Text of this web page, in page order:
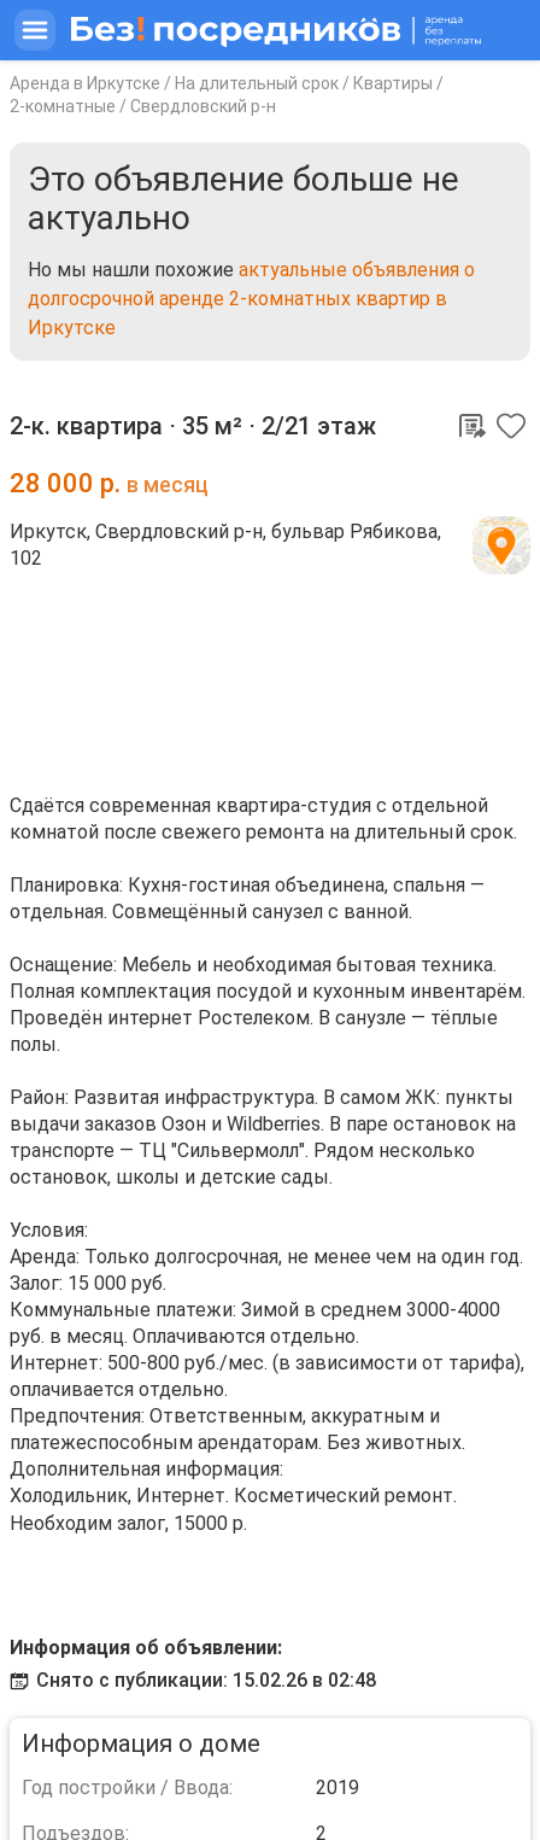
Аренда в Иркутске / На длительный срок / Квартиры /
2-комнатные / Свердловский р-н
Это объявление больше не
актуально
Но мы нашли похожие актуальные объявления о
долгосрочной аренде 2-комнатных квартир в
Иркутске
2-к. квартира ⋅ 35 м² ⋅ 2/21 этаж
28 000 р. в месяц
Иркутск, Свердловский р-н, бульвар Рябикова,
102
Сдаётся современная квартира-студия с отдельной
комнатой после свежего ремонта на длительный срок.
Планировка: Кухня-гостиная объединена, спальня —
отдельная. Совмещённый санузел с ванной.
Оснащение: Мебель и необходимая бытовая техника.
Полная комплектация посудой и кухонным инвентарём.
Проведён интернет Ростелеком. В санузле — тёплые
полы.
Район: Развитая инфраструктура. В самом ЖК: пункты
выдачи заказов Озон и Wildberries. В паре остановок на
транспорте — ТЦ "Сильвермолл". Рядом несколько
остановок, школы и детские сады.
Условия:
Аренда: Только долгосрочная, не менее чем на один год.
Залог: 15 000 руб.
Коммунальные платежи: Зимой в среднем 3000-4000
руб. в месяц. Оплачиваются отдельно.
Интернет: 500-800 руб./мес. (в зависимости от тарифа),
оплачивается отдельно.
Предпочтения: Ответственным, аккуратным и
платежеспособным арендаторам. Без животных.
Дополнительная информация:
Холодильник, Интернет. Косметический ремонт.
Необходим залог, 15000 р.
Информация об объявлении:
Снято с публикации: 15.02.26 в 02:48
Информация о доме
Год постройки / Ввода:
2019
Подъездов:
2